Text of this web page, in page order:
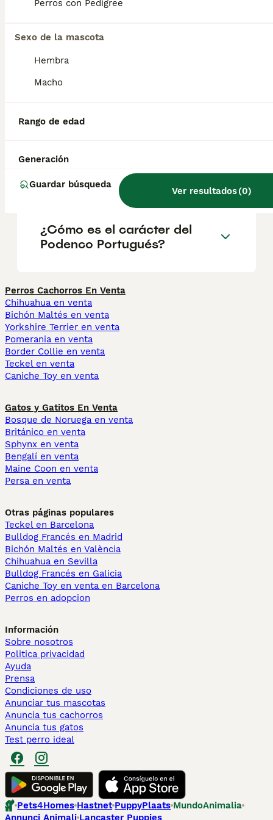
Perros con Pedigree
Sexo de la mascota
Hembra
Macho
Rango de edad
Generación
Guardar búsqueda
Ver resultados(0)
¿Son los podencos
portugueses buenos perros?
pelo aspero?
¿Cuánto vale un Podenco
Portugués?
¿Cómo es el carácter del
Podenco Portugués?
Perros Cachorros En Venta
Chihuahua en venta
Bichón Maltés en venta
Yorkshire Terrier en venta
Pomerania en venta
Border Collie en venta
Teckel en venta
Caniche Toy en venta
Gatos y Gatitos En Venta
Bosque de Noruega en venta
Británico en venta
Sphynx en venta
Bengalí en venta
Maine Coon en venta
Persa en venta
Otras páginas populares
Teckel en Barcelona
Bulldog Francés en Madrid
Bichón Maltés en València
Chihuahua en Sevilla
Bulldog Francés en Galicia
Caniche Toy en venta en Barcelona
Perros en adopcion
Información
Sobre nosotros
Politica privacidad
Ayuda
Prensa
Condiciones de uso
Anunciar tus mascotas
Anuncia tus cachorros
Anuncia tus gatos
Test perro ideal
Pets4Homes Hastnet PuppyPlaats MundoAnimalia